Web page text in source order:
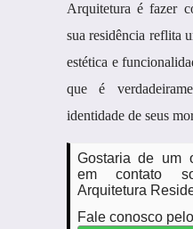
Arquitetura é fazer
sua residência reflita
estética e
que é
identidade de seus
Gostaria de um
em contato
Arquitetura
Fale conosco